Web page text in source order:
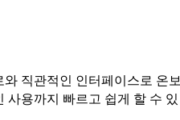
직관적인 인터페이스로 온보
사용까지 빠르고 쉽게 할 수 있